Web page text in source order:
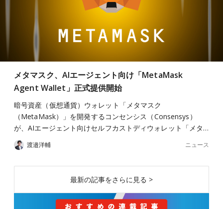
メタマスク、AIエージェント向け「MetaMask
Agent Wallet」正式提供開始
暗号資産（仮想通貨）ウォレット「メタマスク
（MetaMask）」を開発するコンセンシス（Consensys）
が、AIエージェント向けセルフカストディウォレット「メタ…
渡邉洋輔 ニュース
最新の記事をさらに見る >